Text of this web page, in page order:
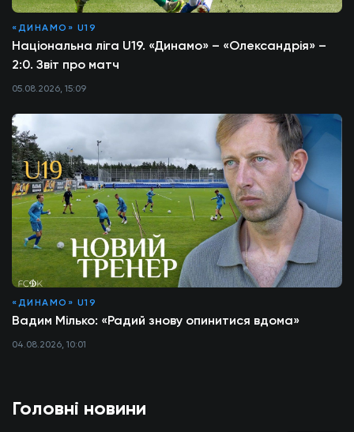
Головні новини
«ДИНАМО» U19
Національна ліга U19. «Динамо» – «Олександрія» –
2:0. Звіт про матч
05.08.2026, 15:09
«ДИНАМО» U19
Вадим Мілько: «Радий знову опинитися вдома»
04.08.2026, 10:01